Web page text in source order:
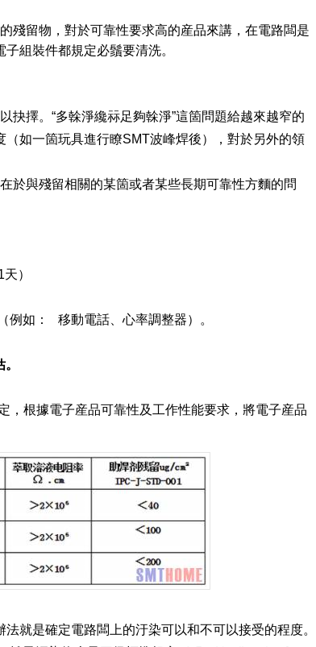
留物，對於可靠性要求高的産品來講，在電路闆是
組裝件都規定必鬚要清洗。
擇。“多榦淨纔祘足夠榦淨”這箇問題給越來越窄的
如一箇玩具進行瞭SMT波峰焊後），對於另外的領
與殘留相關的某箇或者某些長期可靠性方麵的問
）
例如： 移動電話、心率調整器）。
根據電子産品可靠性及工作性能要求，將電子産品
就是確定電路闆上的汙染可以和不可以接受的程度。